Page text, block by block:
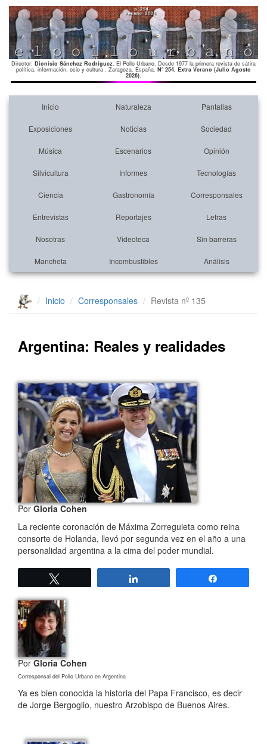
Director: Dionisio Sánchez Rodríguez. El Pollo Urbano. Desde 1977 la primera revista de sátira
política, información, ocio y cultura . Zaragoza. España. Nº 254. Extra Verano (Julio Agosto
2026).
Inicio Naturaleza Pantallas
Exposiciones Noticias Sociedad
Música Escenarios Opinión
Silvicultura Informes Tecnologías
Ciencia Gastronomía Corresponsales
Entrevistas Reportajes Letras
Nosotras Videoteca Sin barreras
Mancheta Incombustibles Análisis
Inicio Corresponsales Revista nº 135
Argentina: Reales y realidades
PorGloria Cohen
La reciente coronación de Máxima Zorreguieta como reina
consorte de Holanda, llevó por segunda vez en el año a una
personalidad argentina a la cima del poder mundial.
PorGloria Cohen
Corresponsal del Pollo Urbano en Argentina
Ya es bien conocida la historia del Papa Francisco, es decir
de Jorge Bergoglio, nuestro Arzobispo de Buenos Aires.